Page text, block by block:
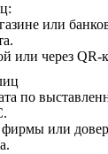
или
или через QR-
по
или